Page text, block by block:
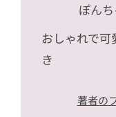
ぽん
おしゃれで
き
著者の